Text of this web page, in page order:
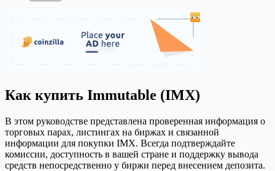
Как купить Immutable (IMX)
В этом руководстве представлена проверенная информация о
торговых парах, листингах на биржах и связанной
информации для покупки IMX. Всегда подтверждайте
комиссии, доступность в вашей стране и поддержку вывода
средств непосредственно у биржи перед внесением депозита.